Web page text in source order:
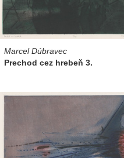
Marcel Dúbravec
Prechod cez hrebeň 3.